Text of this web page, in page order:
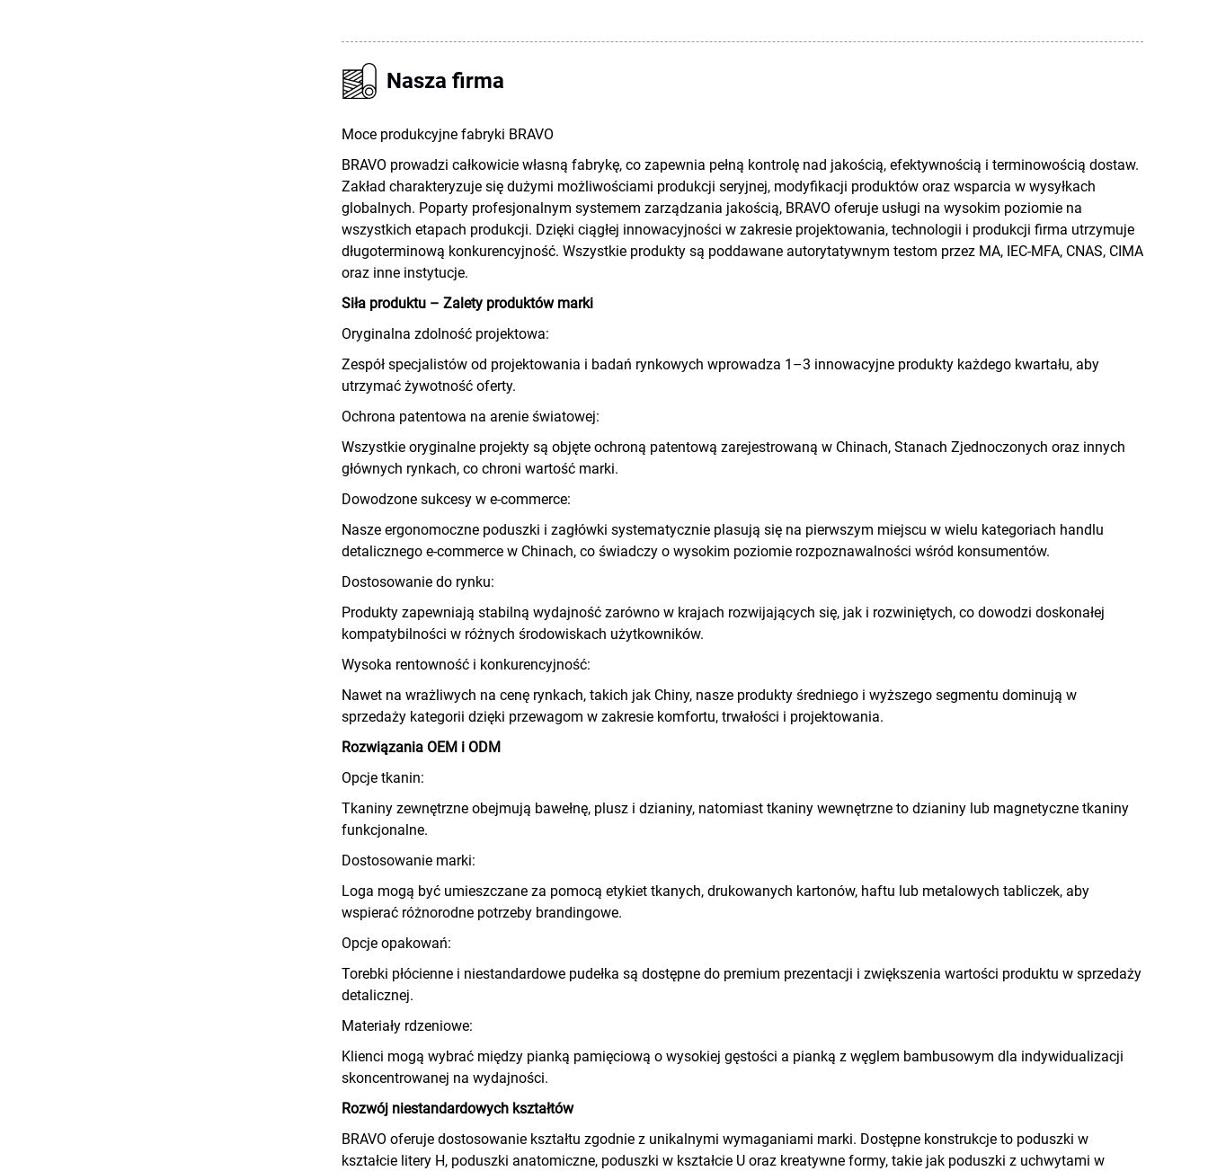
Nasza firma
Moce produkcyjne fabryki BRAVO
BRAVO prowadzi całkowicie własną fabrykę, co zapewnia pełną kontrolę nad jakością, efektywnością i terminowością dostaw.
Zakład charakteryzuje się dużymi możliwościami produkcji seryjnej, modyfikacji produktów oraz wsparcia w wysyłkach
globalnych. Poparty profesjonalnym systemem zarządzania jakością, BRAVO oferuje usługi na wysokim poziomie na
wszystkich etapach produkcji. Dzięki ciągłej innowacyjności w zakresie projektowania, technologii i produkcji firma utrzymuje
długoterminową konkurencyjność. Wszystkie produkty są poddawane autorytatywnym testom przez MA, IEC-MFA, CNAS, CIMA
oraz inne instytucje.
Siła produktu – Zalety produktów marki
Oryginalna zdolność projektowa:
Zespół specjalistów od projektowania i badań rynkowych wprowadza 1–3 innowacyjne produkty każdego kwartału, aby
utrzymać żywotność oferty.
Ochrona patentowa na arenie światowej:
Wszystkie oryginalne projekty są objęte ochroną patentową zarejestrowaną w Chinach, Stanach Zjednoczonych oraz innych
głównych rynkach, co chroni wartość marki.
Dowodzone sukcesy w e-commerce:
Nasze ergonomoczne poduszki i zagłówki systematycznie plasują się na pierwszym miejscu w wielu kategoriach handlu
detalicznego e-commerce w Chinach, co świadczy o wysokim poziomie rozpoznawalności wśród konsumentów.
Dostosowanie do rynku:
Produkty zapewniają stabilną wydajność zarówno w krajach rozwijających się, jak i rozwiniętych, co dowodzi doskonałej
kompatybilności w różnych środowiskach użytkowników.
Wysoka rentowność i konkurencyjność:
Nawet na wrażliwych na cenę rynkach, takich jak Chiny, nasze produkty średniego i wyższego segmentu dominują w
sprzedaży kategorii dzięki przewagom w zakresie komfortu, trwałości i projektowania.
Rozwiązania OEM i ODM
Opcje tkanin:
Tkaniny zewnętrzne obejmują bawełnę, plusz i dzianiny, natomiast tkaniny wewnętrzne to dzianiny lub magnetyczne tkaniny
funkcjonalne.
Dostosowanie marki:
Loga mogą być umieszczane za pomocą etykiet tkanych, drukowanych kartonów, haftu lub metalowych tabliczek, aby
wspierać różnorodne potrzeby brandingowe.
Opcje opakowań:
Torebki płócienne i niestandardowe pudełka są dostępne do premium prezentacji i zwiększenia wartości produktu w sprzedaży
detalicznej.
Materiały rdzeniowe:
Klienci mogą wybrać między pianką pamięciową o wysokiej gęstości a pianką z węglem bambusowym dla indywidualizacji
skoncentrowanej na wydajności.
Rozwój niestandardowych kształtów
BRAVO oferuje dostosowanie kształtu zgodnie z unikalnymi wymaganiami marki. Dostępne konstrukcje to poduszki w
kształcie litery H, poduszki anatomiczne, poduszki w kształcie U oraz kreatywne formy, takie jak poduszki z uchwytami w